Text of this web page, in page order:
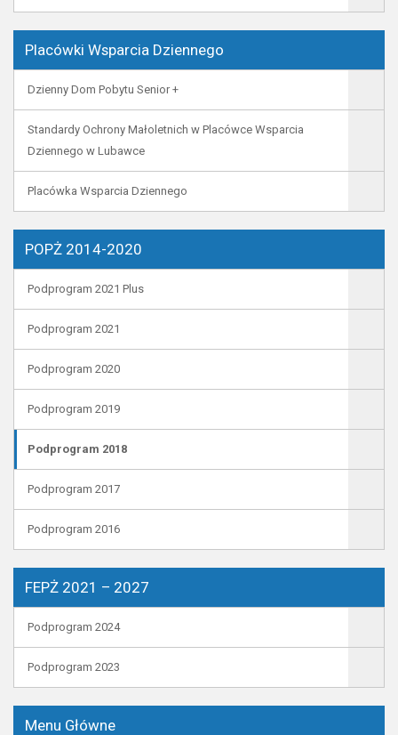
Placówki Wsparcia Dziennego
Dzienny Dom Pobytu Senior +
Standardy Ochrony Małoletnich w Placówce Wsparcia
Dziennego w Lubawce
Placówka Wsparcia Dziennego
POPŻ 2014-2020
Podprogram 2021 Plus
Podprogram 2021
Podprogram 2020
Podprogram 2019
Podprogram 2018
Podprogram 2017
Podprogram 2016
FEPŻ 2021 – 2027
Podprogram 2024
Podprogram 2023
Menu Główne